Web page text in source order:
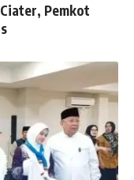
Pemkot